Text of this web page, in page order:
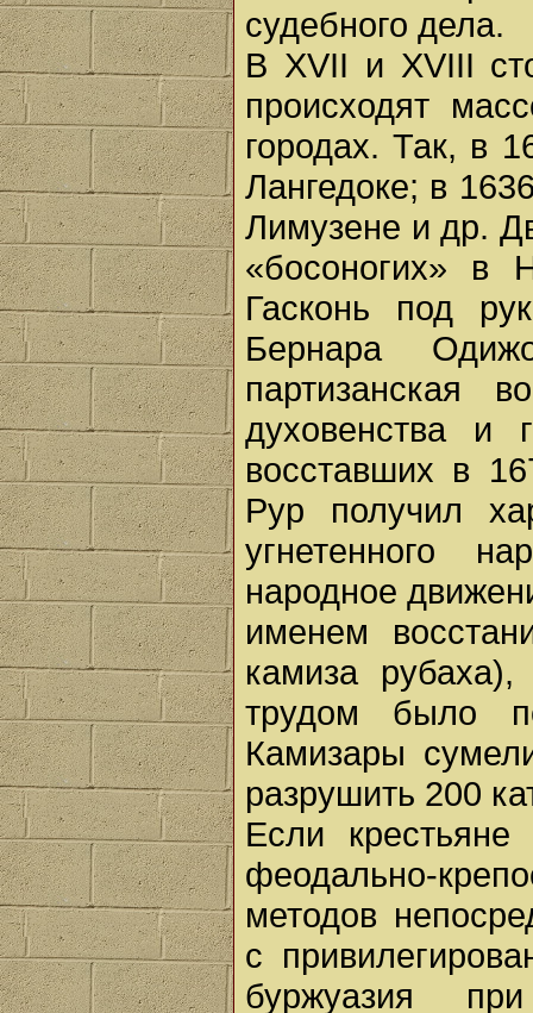
судебного дела.
В XVII и XVIII
происходят
городах. Так, в
Лангедоке; в
Лимузене и др.
«босоногих» в
Гасконь под
Бернара
партизанская
духовенства и
восставших в
Рур получил
угнетенного
народное
именем
камиза
трудом было
Камизары
разрушить 200
Если
феодально-
методов
с
буржуазия